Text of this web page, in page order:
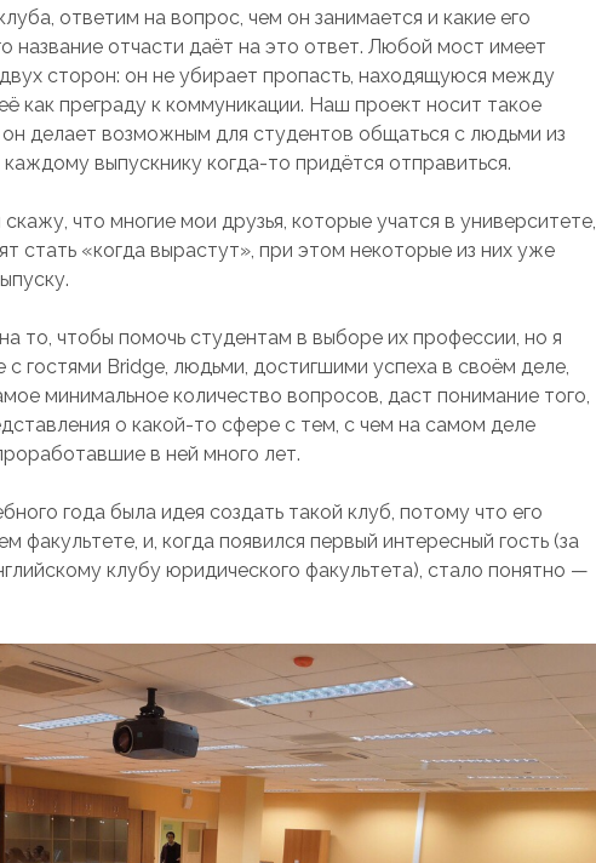
ответим на вопрос, чем он занимается и какие его
название отчасти даёт на это ответ. Любой мост имеет
сторон: он не убирает пропасть, находящуюся между
как преграду к коммуникации. Наш проект носит такое
делает возможным для студентов общаться с людьми из
выпускнику когда-то придётся отправиться.
что многие мои друзья, которые учатся в университете,
стать «когда вырастут», при этом некоторые из них уже
то, чтобы помочь студентам в выборе их профессии, но я
гостями Bridge, людьми, достигшими успеха в своём деле,
минимальное количество вопросов, даст понимание того,
о какой-то сфере с тем, с чем на самом деле
в ней много лет.
года была идея создать такой клуб, потому что его
факультете, и, когда появился первый интересный гость (за
клубу юридического факультета), стало понятно —